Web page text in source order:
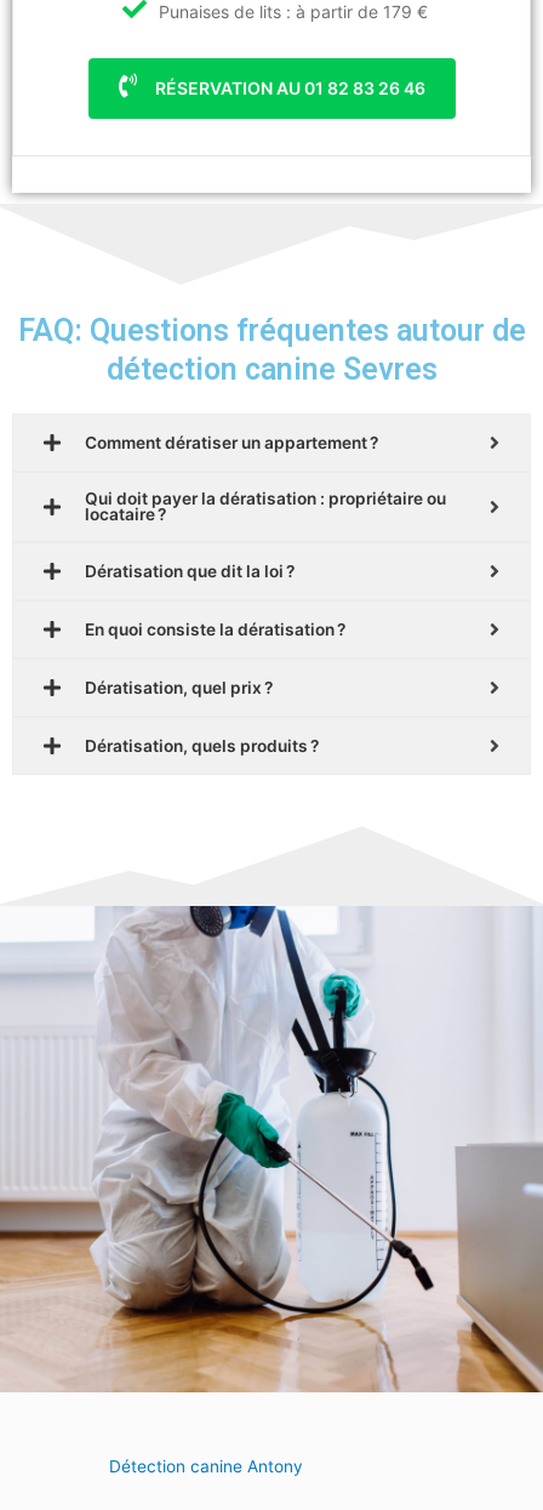
Punaises de lits : à partir de 179 €
RÉSERVATION AU 01 82 83 26 46
FAQ: Questions fréquentes autour de
détection canine Sevres
Comment dératiser un appartement ?
Qui doit payer la dératisation : propriétaire ou
locataire ?
Dératisation que dit la loi ?
En quoi consiste la dératisation ?
Dératisation, quel prix ?
Dératisation, quels produits ?
Détection canine Antony